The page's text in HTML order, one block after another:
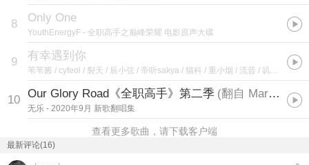
8 Only One
YouthEnergyF - 全职高手之巅峰荣耀 电影原声大碟
9 有幸遇到你
苇苇酱 / cyfeol / 裂天 / 辰小弦 / 帝听sakya / 猫科 / 重小烟 / 流昔 / 叽里咕噜 / 归公子
10 Our Glory Road《全职高手》第二季 (翻自 Mario 片尾曲
无乐 - 2020年9月 新歌翻唱集
查看更多歌曲，请下载客户端
最新评论(16)